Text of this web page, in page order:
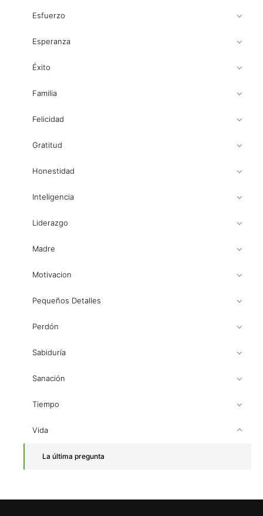
Esfuerzo
Esperanza
Éxito
Familia
Felicidad
Gratitud
Honestidad
Inteligencia
Liderazgo
Madre
Motivacion
Pequeños Detalles
Perdón
Sabiduría
Sanación
Tiempo
Vida
La última pregunta